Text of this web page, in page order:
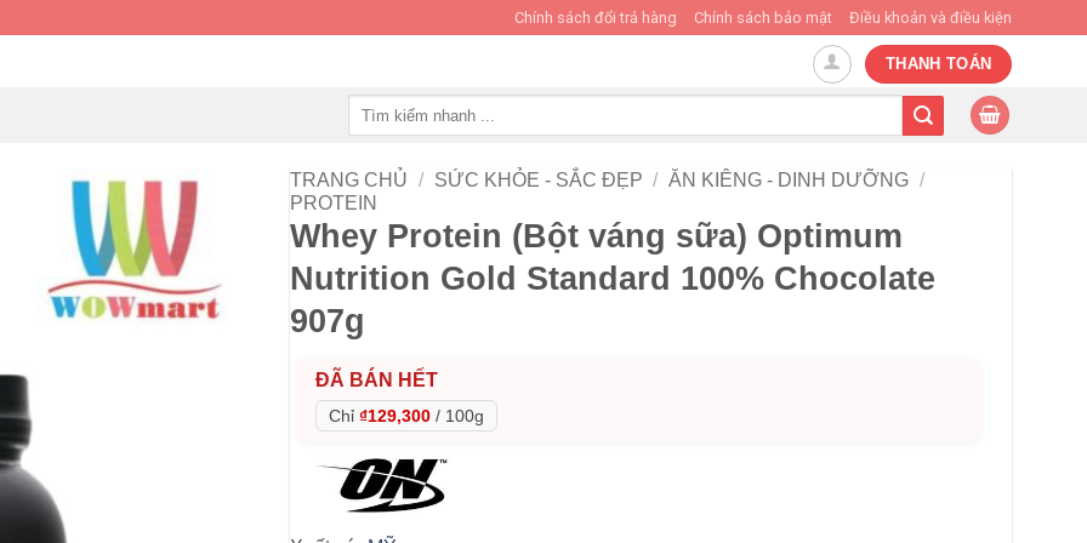
Chính sách đổi trả hàng Chính sách bảo mật Điều khoản và điều kiện
THANH TOÁN
TRANG CHỦ / SỨC KHỎE - SẮC ĐẸP / ĂN KIÊNG - DINH DƯỠNG /
PROTEIN
Whey Protein (Bột váng sữa) Optimum
Nutrition Gold Standard 100% Chocolate
907g
ĐÃ BÁN HẾT
Chỉ ₫129,300 / 100g